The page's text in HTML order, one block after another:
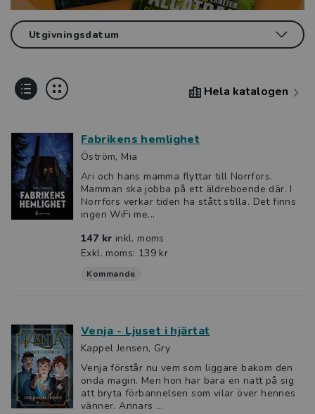
Hela katalogen
Fabrikens hemlighet
Öström, Mia
Ari och hans mamma flyttar till Norrfors.
Mamman ska jobba på ett äldreboende där. I
Norrfors verkar tiden ha stått stilla. Det finns
ingen WiFi me...
147 kr inkl. moms
Exkl. moms: 139 kr
Kommande
Venja - Ljuset i hjärtat
Kappel Jensen, Gry
Venja förstår nu vem som liggare bakom den
onda magin. Men hon har bara en natt på sig
att bryta förbannelsen som vilar över hennes
vänner. Annars ...